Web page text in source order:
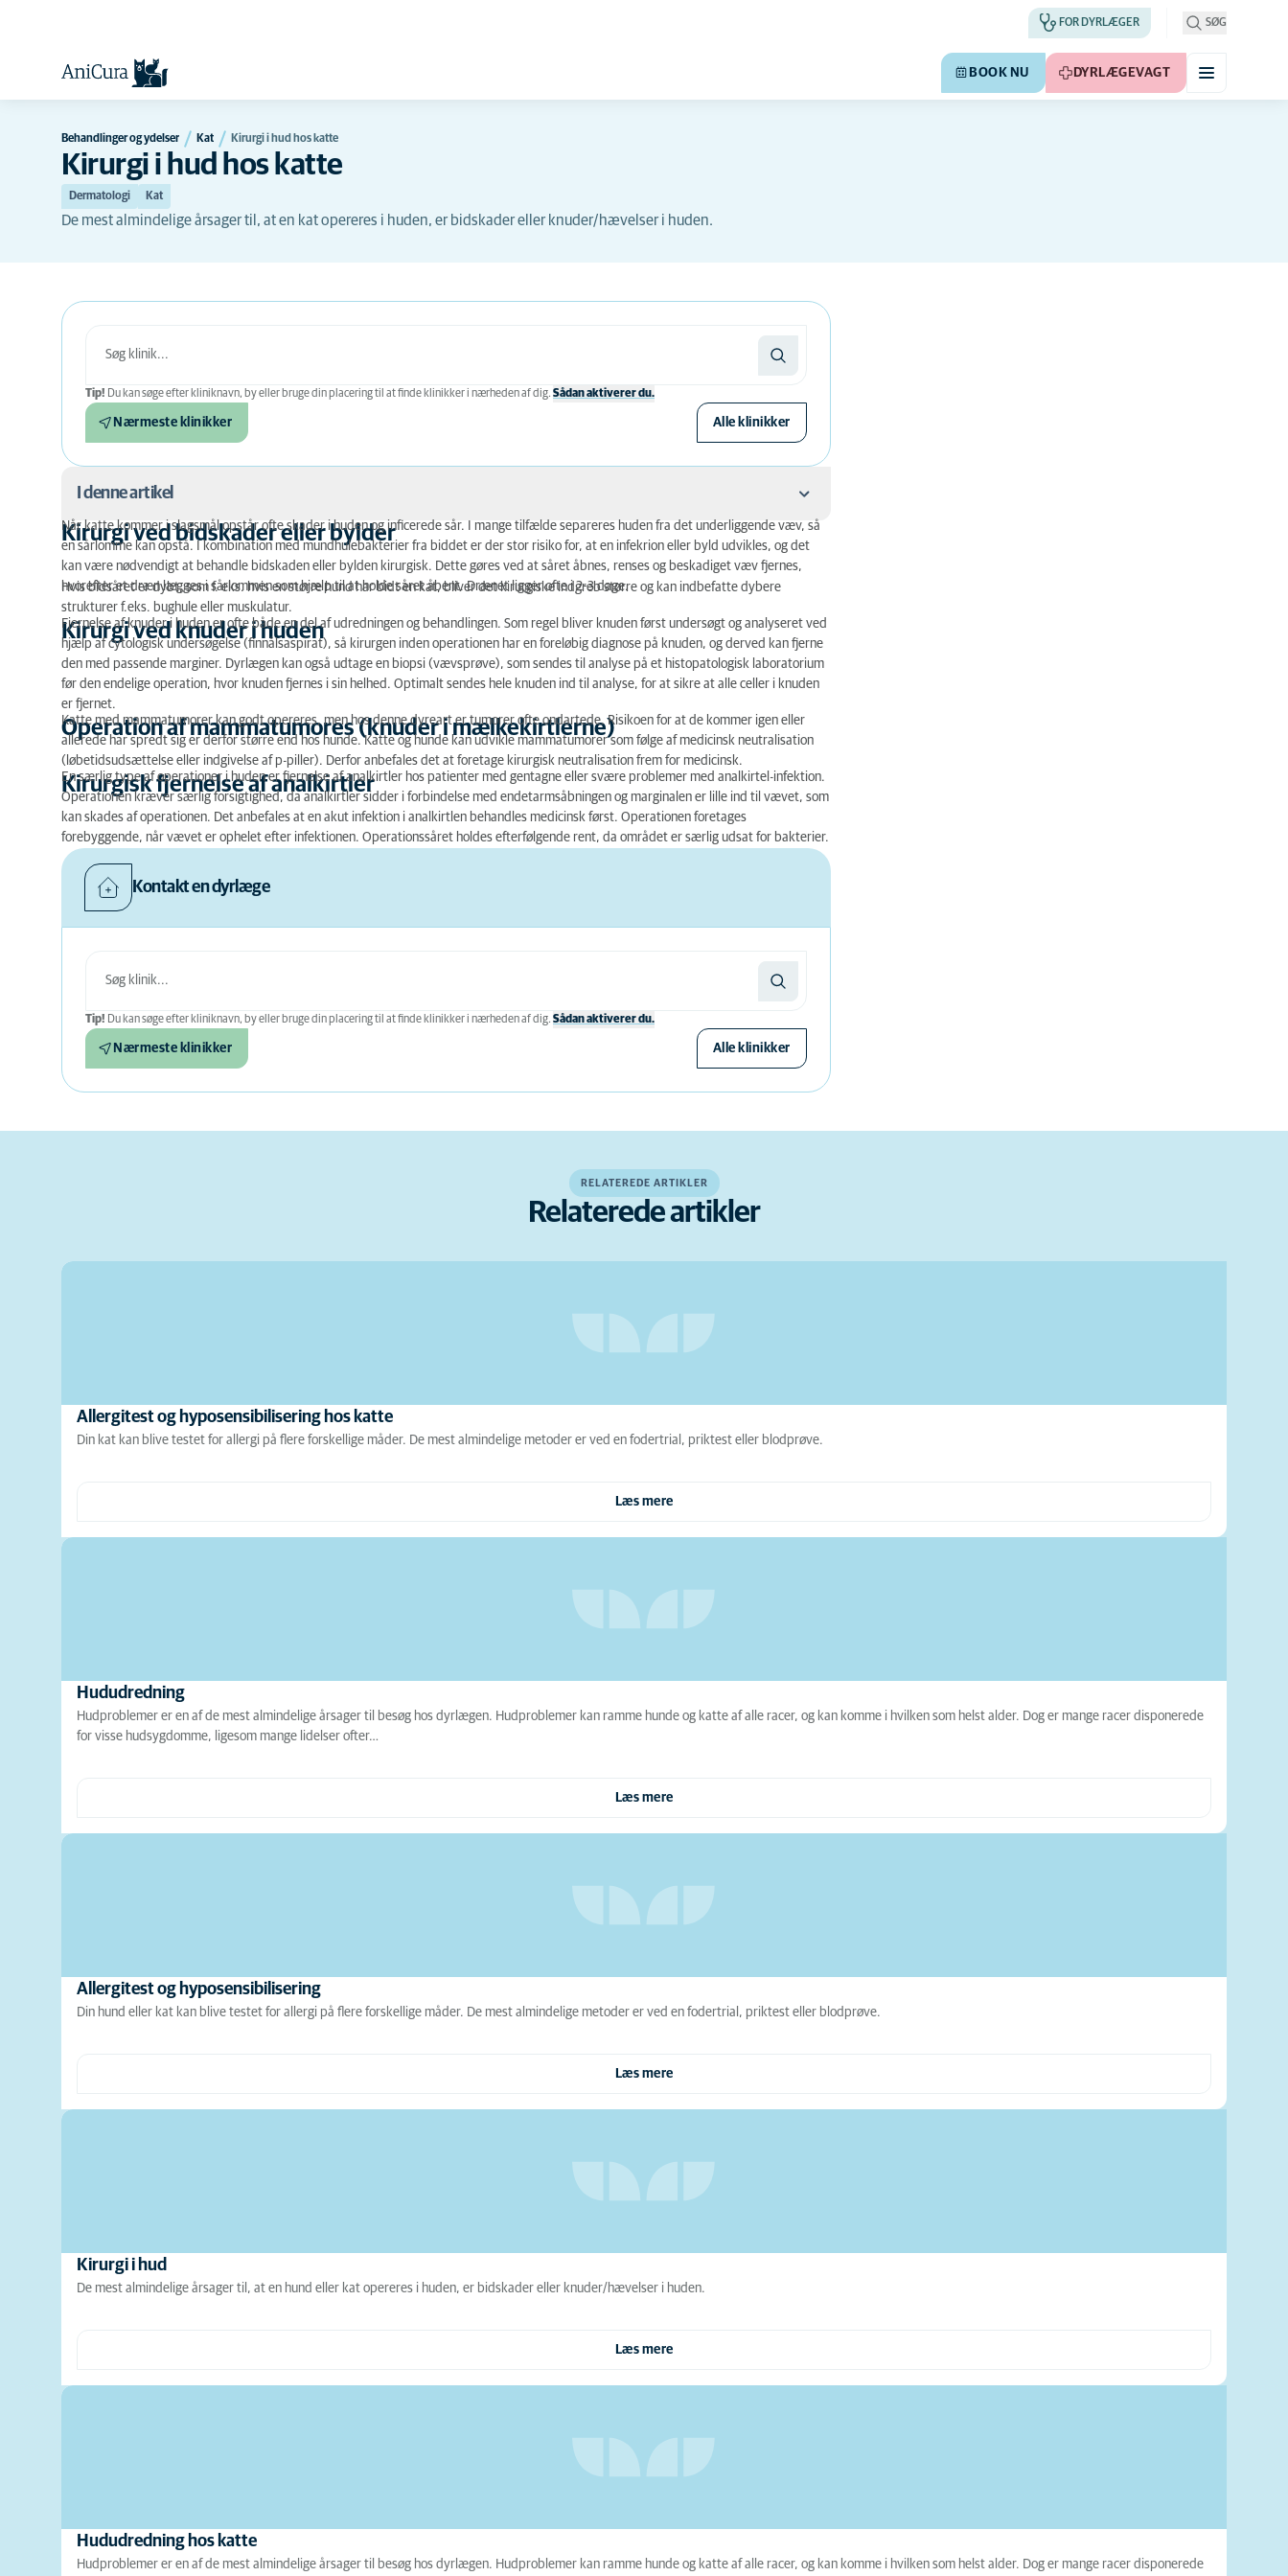
FOR DYRLÆGER SØG
BOOK NU DYRLÆGEVAGT
Behandlinger og ydelser Kat Kirurgi i hud hos katte
Kirurgi i hud hos katte
Dermatologi Kat
De mest almindelige årsager til, at en kat opereres i huden, er bidskader eller knuder/hævelser i huden.
Tip! Du kan søge efter kliniknavn, by eller bruge din placering til at finde klinikker i nærheden af ​​dig. Sådan aktiverer du.
Nærmeste klinikker Alle klinikker
I denne artikel
Kirurgi ved bidskader eller bylder
Kirurgi ved knuder i huden
Operation af mammatumores (knuder i mælkekirtlerne)
Kirurgisk fjernelse af analkirtler
Kirurgi ved bidskader eller bylder
Når katte kommer i slagsmål opstår ofte skader i huden og inficerede sår. I mange tilfælde separeres huden fra det underliggende væv, så
en sårlomme kan opstå. I kombination med mundhulebakterier fra biddet er der stor risiko for, at en infekrion eller byld udvikles, og det
kan være nødvendigt at behandle bidskaden eller bylden kirurgisk. Dette gøres ved at såret åbnes, renses og beskadiget væv fjernes,
hvorefter et dræn lægges i sårlommen som hjælp til at holde såret åbent. Drænet ligger ofte i 2-3 dage.
Hvis bidsåret er dybt, som f. eks. hvis en større hund har bidt en kat, bliver det kirurgiske indgreb større og kan indbefatte dybere
strukturer f.eks. bughule eller muskulatur.
Kirurgi ved knuder i huden
Fjernelse af knuder i huden er ofte både en del af udredningen og behandlingen. Som regel bliver knuden først undersøgt og analyseret ved
hjælp af cytologisk undersøgelse (finnålsaspirat), så kirurgen inden operationen har en foreløbig diagnose på knuden, og derved kan fjerne
den med passende marginer. Dyrlægen kan også udtage en biopsi (vævsprøve), som sendes til analyse på et histopatologisk laboratorium
før den endelige operation, hvor knuden fjernes i sin helhed. Optimalt sendes hele knuden ind til analyse, for at sikre at alle celler i knuden
er fjernet.
Operation af mammatumores (knuder i mælkekirtlerne)
Katte med mammatumorer kan godt opereres, men hos denne dyreart er tumorer ofte ondartede. Risikoen for at de kommer igen eller
allerede har spredt sig er derfor større end hos hunde. Katte og hunde kan udvikle mammatumorer som følge af medicinsk neutralisation
(løbetidsudsættelse eller indgivelse af p-piller). Derfor anbefales det at foretage kirurgisk neutralisation frem for medicinsk.
Kirurgisk fjernelse af analkirtler
En særlig type af operationer i huden er fjernelse af analkirtler hos patienter med gentagne eller svære problemer med analkirtel-infektion.
Operationen kræver særlig forsigtighed, da analkirtler sidder i forbindelse med endetarmsåbningen og marginalen er lille ind til vævet, som
kan skades af operationen. Det anbefales at en akut infektion i analkirtlen behandles medicinsk først. Operationen foretages
forebyggende, når vævet er ophelet efter infektionen. Operationssåret holdes efterfølgende rent, da området er særlig udsat for bakterier.
Kontakt en dyrlæge
Tip! Du kan søge efter kliniknavn, by eller bruge din placering til at finde klinikker i nærheden af ​​dig. Sådan aktiverer du.
Nærmeste klinikker Alle klinikker
RELATEREDE ARTIKLER
Relaterede artikler
Allergitest og hyposensibilisering hos katte
Din kat kan blive testet for allergi på flere forskellige måder. De mest almindelige metoder er ved en fodertrial, priktest eller blodprøve.
Læs mere
Hududredning
Hudproblemer er en af de mest almindelige årsager til besøg hos dyrlægen. Hudproblemer kan ramme hunde og katte af alle racer, og kan komme i hvilken som helst alder. Dog er mange racer disponerede
for visse hudsygdomme, ligesom mange lidelser ofter…
Læs mere
Allergitest og hyposensibilisering
Din hund eller kat kan blive testet for allergi på flere forskellige måder. De mest almindelige metoder er ved en fodertrial, priktest eller blodprøve.
Læs mere
Kirurgi i hud
De mest almindelige årsager til, at en hund eller kat opereres i huden, er bidskader eller knuder/hævelser i huden.
Læs mere
Hududredning hos katte
Hudproblemer er en af de mest almindelige årsager til besøg hos dyrlægen. Hudproblemer kan ramme hunde og katte af alle racer, og kan komme i hvilken som helst alder. Dog er mange racer disponerede